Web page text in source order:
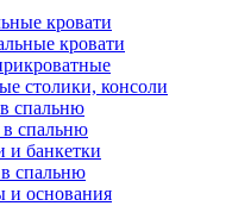
кровати
кровати
столики, консоли
спальню
спальню
и банкетки
в спальню
и основания